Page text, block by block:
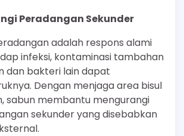
Peradangan Sekunder
adalah respons alami
infeksi, kontaminasi tambahan
dan bakteri lain dapat
Dengan menjaga area bisul
sabun membantu mengurangi
sekunder yang disebabkan